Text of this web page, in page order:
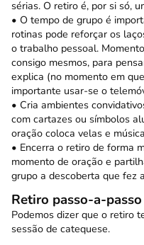
sérias. O retiro é, por si só,
• O tempo de grupo é
rotinas pode reforçar os
o trabalho pessoal.
consigo mesmos, para
explica (no momento em
importante usar-se o
• Cria ambientes
com cartazes ou símbolos
oração coloca velas e
• Encerra o retiro de forma
momento de oração e
grupo a descoberta que fez
Retiro passo-a-passo
Podemos dizer que o retiro
sessão de catequese.